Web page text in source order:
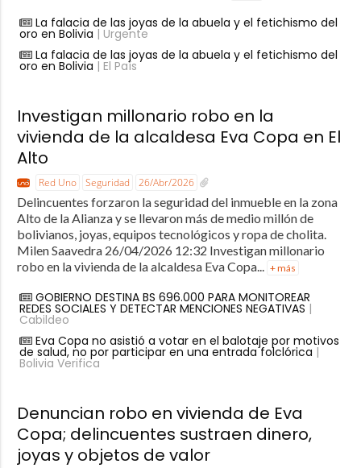
La falacia de las joyas de la abuela y el fetichismo del
oro en Bolivia | Urgente
La falacia de las joyas de la abuela y el fetichismo del
oro en Bolivia | El País
Investigan millonario robo en la
vivienda de la alcaldesa Eva Copa en El
Alto
Red Uno Seguridad 26/Abr/2026
Delincuentes forzaron la seguridad del inmueble en la zona
Alto de la Alianza y se llevaron más de medio millón de
bolivianos, joyas, equipos tecnológicos y ropa de cholita.
Milen Saavedra 26/04/2026 12:32 Investigan millonario
robo en la vivienda de la alcaldesa Eva Copa...
+ más
GOBIERNO DESTINA BS 696.000 PARA MONITOREAR
REDES SOCIALES Y DETECTAR MENCIONES NEGATIVAS |
Cabildeo
Eva Copa no asistió a votar en el balotaje por motivos
de salud, no por participar en una entrada folclórica |
Bolivia Verifica
Denuncian robo en vivienda de Eva
Copa; delincuentes sustraen dinero,
joyas y objetos de valor